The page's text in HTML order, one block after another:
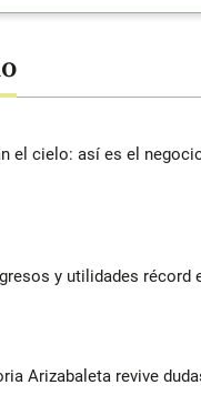
el cielo: así es el
y utilidades récord
Arizabaleta revive